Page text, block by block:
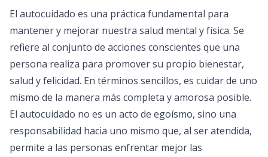
El autocuidado es una práctica fundamental para
mantener y mejorar nuestra salud mental y física. Se
refiere al conjunto de acciones conscientes que una
persona realiza para promover su propio bienestar,
salud y felicidad. En términos sencillos, es cuidar de uno
mismo de la manera más completa y amorosa posible.
El autocuidado no es un acto de egoísmo, sino una
responsabilidad hacia uno mismo que, al ser atendida,
permite a las personas enfrentar mejor las